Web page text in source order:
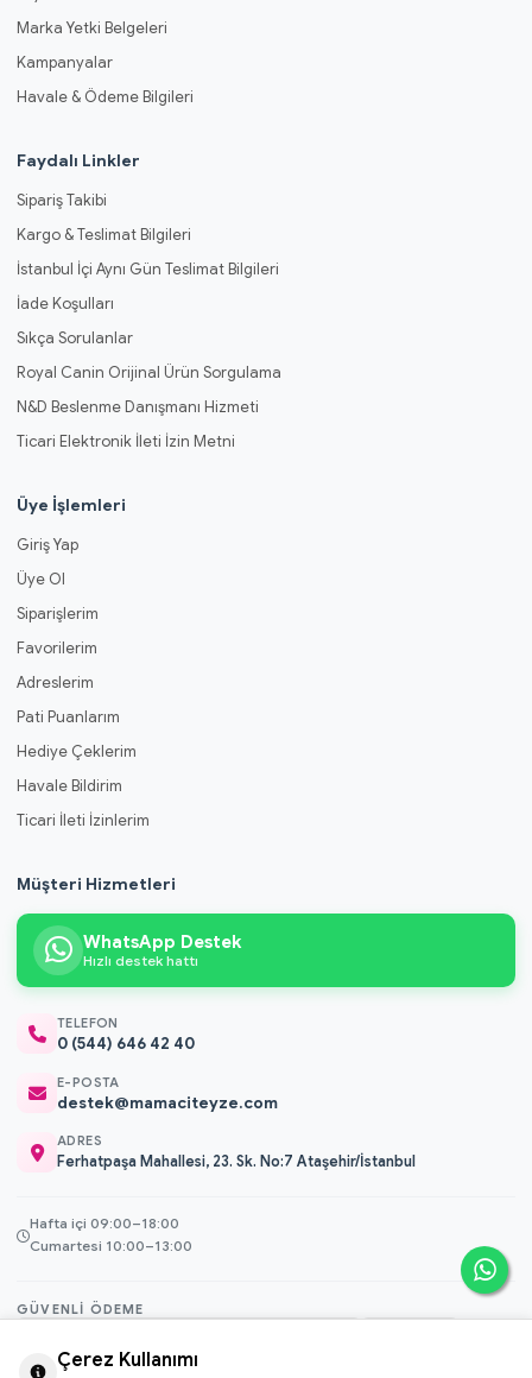
Marka Yetki Belgeleri
Kampanyalar
Havale & Ödeme Bilgileri
Faydalı Linkler
Sipariş Takibi
Kargo & Teslimat Bilgileri
İstanbul İçi Aynı Gün Teslimat Bilgileri
İade Koşulları
Sıkça Sorulanlar
Royal Canin Orijinal Ürün Sorgulama
N&D Beslenme Danışmanı Hizmeti
Ticari Elektronik İleti İzin Metni
Üye İşlemleri
Giriş Yap
Üye Ol
Siparişlerim
Favorilerim
Adreslerim
Pati Puanlarım
Hediye Çeklerim
Havale Bildirim
Ticari İleti İzinlerim
Müşteri Hizmetleri
WhatsApp Destek
Hızlı destek hattı
TELEFON
0 (544) 646 42 40
E-POSTA
destek@mamaciteyze.com
ADRES
Ferhatpaşa Mahallesi, 23. Sk. No:7 Ataşehir/İstanbul
Hafta içi 09:00–18:00
Cumartesi 10:00–13:00
GÜVENLI ÖDEME
256-bit SSL
Çerez Kullanımı